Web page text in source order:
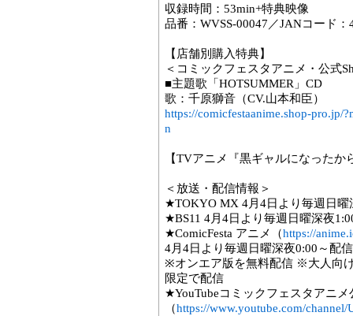
収録時間：53min+特典映像
品番：WVSS-00047／JANコード：
【店舗別購入特典】
＜コミックフェスタアニメ・公式
■主題歌「HOTSUMMER」CD
歌：千原獅音（CV.山本和臣）
https://comicfestaanime.shop-pro.jp/
n
【TVアニメ『黒ギャルになった
＜放送・配信情報＞
★TOKYO MX 4月4日より毎週日曜
★BS11 4月4日より毎週日曜深夜
★ComicFesta アニメ（https://
4月4日より毎週日曜深夜0:00～配
※オンエア版を無料配信 ※大人向
限定で配信
★YouTubeコミックフェスタアニメ
（https://www.youtube.com/